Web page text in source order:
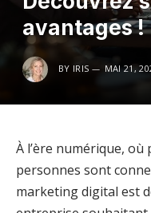
avantages !
BY IRIS MAI 21,
À l’ère numérique, où
personnes sont
marketing digital est